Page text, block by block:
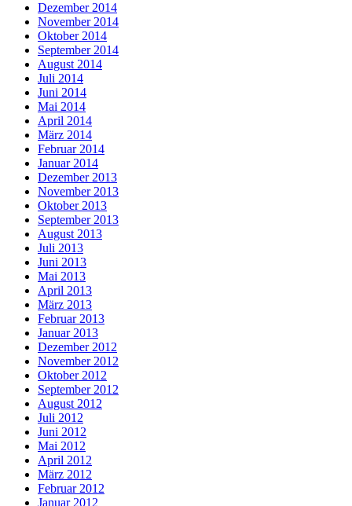
Dezember 2014
November 2014
Oktober 2014
September 2014
August 2014
Juli 2014
Juni 2014
Mai 2014
April 2014
März 2014
Februar 2014
Januar 2014
Dezember 2013
November 2013
Oktober 2013
September 2013
August 2013
Juli 2013
Juni 2013
Mai 2013
April 2013
März 2013
Februar 2013
Januar 2013
Dezember 2012
November 2012
Oktober 2012
September 2012
August 2012
Juli 2012
Juni 2012
Mai 2012
April 2012
März 2012
Februar 2012
Januar 2012